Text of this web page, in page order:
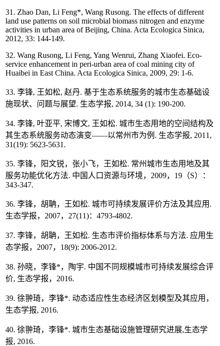
31. Zhao Dan, Li Feng*, Wang Rusong. The effects of different
land use patterns on soil microbial biomass nitrogen and enzyme
activities in urban area of Beijing, China. Acta Ecologica Sinica,
2012, 33: 144-149.
32. Wang Rusong, Li Feng, Yang Wenrui, Zhang Xiaofei. Eco-
service enhancement in peri-urban area of coal mining city of
Huaibei in East China. Acta Ecologica Sinica, 2009, 29: 1-6.
33. 李锋, 王如松, 赵丹. 基于生态系统服务的城市生态基础设
施现状、问题与展望. 生态学报, 2014, 34 (1): 190-200.
34. 李锋, 叶亚平, 宋博文, 王如松. 城市生态用地的空间结构及
其生态系统服务动态演变——以常州市为例. 生态学报, 2011,
31(19): 5623-5631.
35. 李锋，阳文锐，张小飞，王如松. 常州城市生态用地及其
服务功能优化方法. 中国人口资源与环境，2009，19（S）：
343-347.
36. 李锋，胡聃，王如松. 城市可持续发展评价方法及其应用.
生态学报，2007，27(11)：4793-4802.
37. 李锋，胡聃，王如松. 生态市评价指标体系与方法. 应用生
态学报，2007，18(9): 2006-2012.
38. 孙晓，李锋*，陶宇. 中国不同规模城市可持续发展综合评
价, 生态学报，2016.
39. 徐翀琦，李锋*. 动态适应性生态经济区划模型及其应用，
生态学报, 2016.
40. 徐翀琦，李锋*. 城市生态基础设施管理研究进展,生态学
报, 2016.